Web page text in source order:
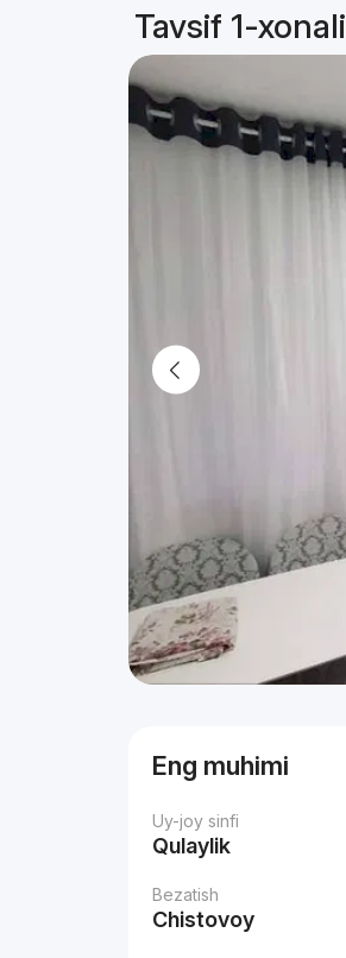
Tavsif 1-
Eng muhimi
Uy-joy sinfi
Qulaylik
Bezatish
Chistovoy